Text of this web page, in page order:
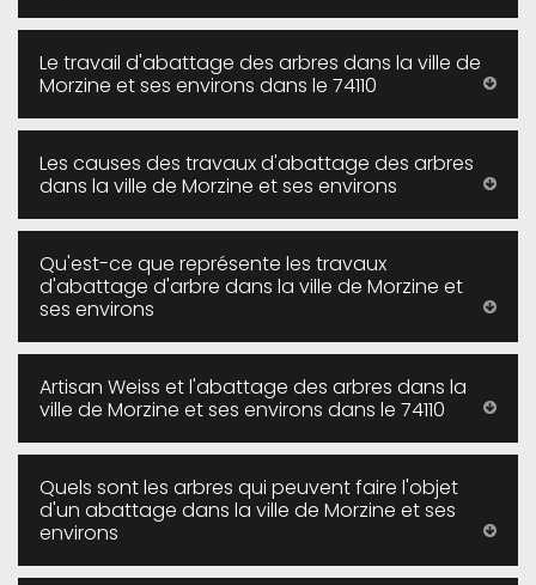
Le travail d'abattage des arbres dans la ville de
Morzine et ses environs dans le 74110
Les causes des travaux d'abattage des arbres
dans la ville de Morzine et ses environs
Qu'est-ce que représente les travaux
d'abattage d'arbre dans la ville de Morzine et
ses environs
Artisan Weiss et l'abattage des arbres dans la
ville de Morzine et ses environs dans le 74110
Quels sont les arbres qui peuvent faire l'objet
d'un abattage dans la ville de Morzine et ses
environs